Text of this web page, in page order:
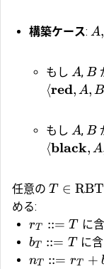
構築ケース: A,
もし A, B
⟨red, A, B
もし A, B
⟨black, A
任意の T ∈ RBT
める:
rT ::= T に
bT ::= T に
nT ::= rT +